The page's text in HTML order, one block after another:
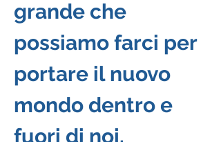
grande che
possiamo farci per
portare il nuovo
mondo dentro e
fuori di noi.